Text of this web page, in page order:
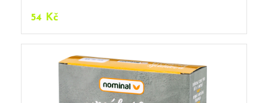
54 Kč